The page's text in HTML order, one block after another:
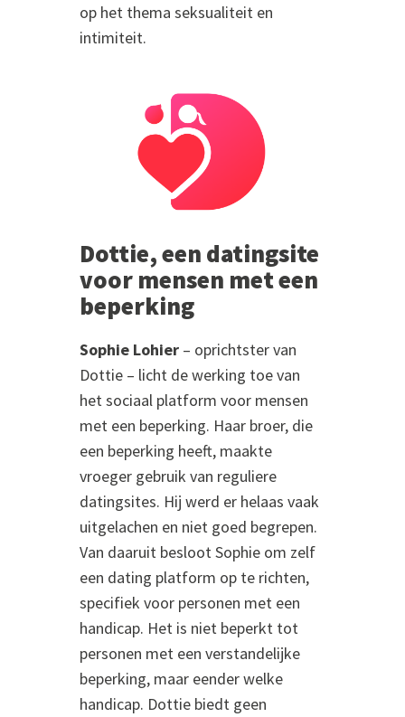
op het thema seksualiteit en
intimiteit.
Dottie, een datingsite
voor mensen met een
beperking
Sophie Lohier – oprichtster van
Dottie – licht de werking toe van
het sociaal platform voor mensen
met een beperking. Haar broer, die
een beperking heeft, maakte
vroeger gebruik van reguliere
datingsites. Hij werd er helaas vaak
uitgelachen en niet goed begrepen.
Van daaruit besloot Sophie om zelf
een dating platform op te richten,
specifiek voor personen met een
handicap. Het is niet beperkt tot
personen met een verstandelijke
beperking, maar eender welke
handicap. Dottie biedt geen